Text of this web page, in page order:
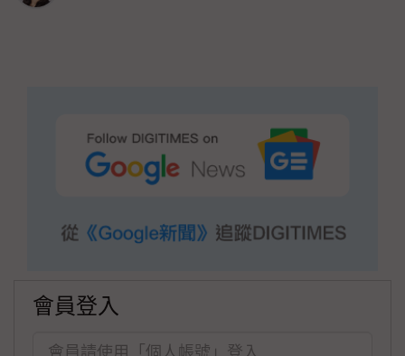
會員登入